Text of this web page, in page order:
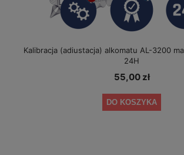
Kalibracja (adiustacja) alkomatu AL-3200
24H
55,00 zł
DO KOSZYKA